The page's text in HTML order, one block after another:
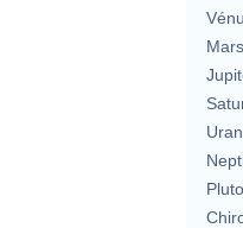
Mars